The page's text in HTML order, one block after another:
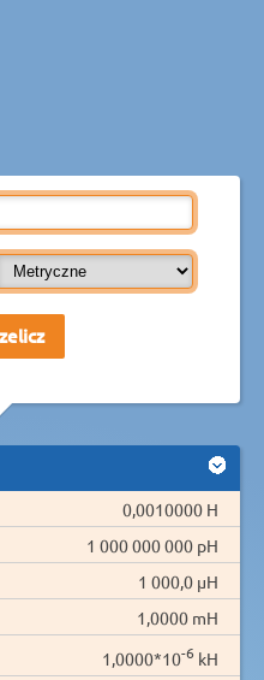
0,0010000 H
1 000 000 000 pH
1 000,0 µH
1,0000 mH
1,0000*10-6 kH